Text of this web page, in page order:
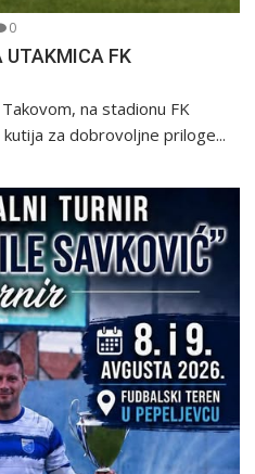
0
UTAKMICA FK
na stadionu FK
za dobrovoljne priloge...